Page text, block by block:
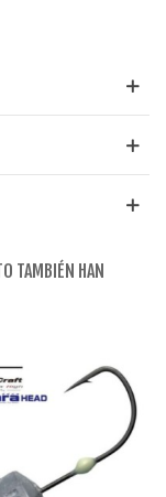
TAMBIÉN HAN